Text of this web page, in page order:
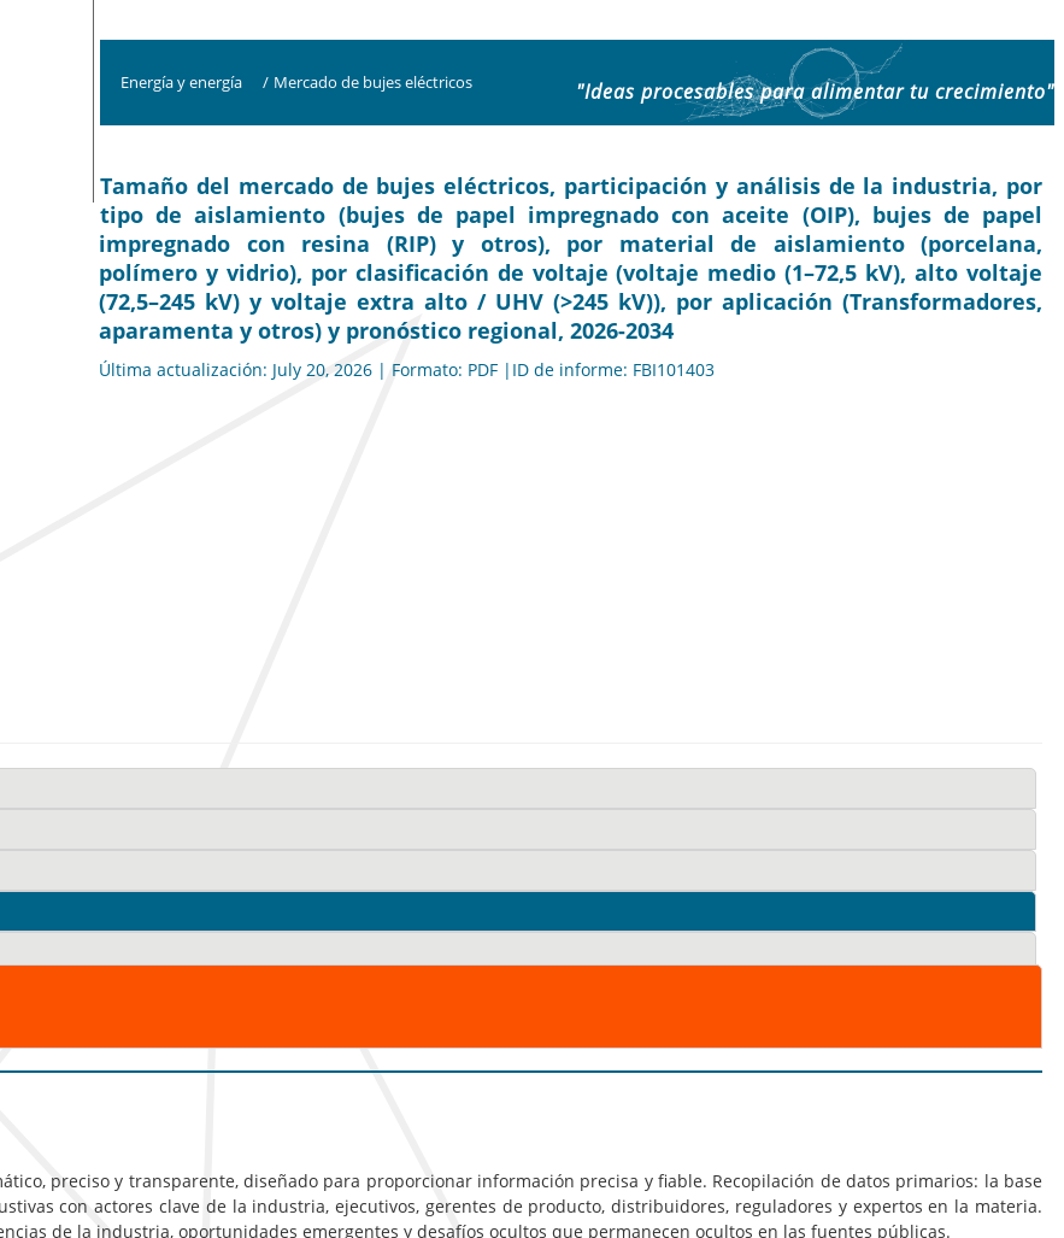
Energía y energía / Mercado de bujes eléctricos "Ideas procesables para alimentar tu crecimiento"
Tamaño del mercado de bujes eléctricos, participación y análisis de la industria, por
tipo de aislamiento (bujes de papel impregnado con aceite (OIP), bujes de papel
impregnado con resina (RIP) y otros), por material de aislamiento (porcelana,
polímero y vidrio), por clasificación de voltaje (voltaje medio (1–72,5 kV), alto voltaje
(72,5–245 kV) y voltaje extra alto / UHV (>245 kV)), por aplicación (Transformadores,
aparamenta y otros) y pronóstico regional, 2026-2034
Última actualización: July 20, 2026 | Formato: PDF |ID de informe: FBI101403
preciso y transparente, diseñado para proporcionar información precisa y fiable. Recopilación de datos primarios: la base
con actores clave de la industria, ejecutivos, gerentes de producto, distribuidores, reguladores y expertos en la materia.
de la industria, oportunidades emergentes y desafíos ocultos que permanecen ocultos en las fuentes públicas.